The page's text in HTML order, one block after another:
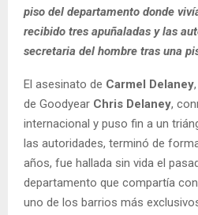
piso del departamento donde
recibido tres apuñaladas y las
secretaria del hombre tras una
El asesinato de Carmel Delaney
de Goodyear Chris Delaney,
internacional y puso fin a un
las autoridades, terminó de
años, fue hallada sin vida el
departamento que compartía
uno de los barrios más